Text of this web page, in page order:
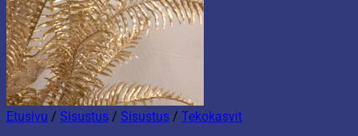
Etusivu / Sisustus / Sisustus / Tekokasvit